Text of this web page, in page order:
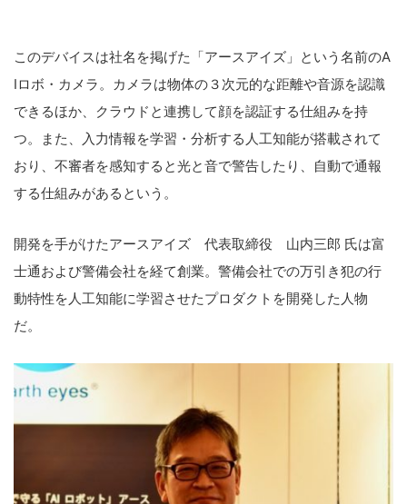
このデバイスは社名を掲げた「アースアイズ」という名前のA
Iロボ・カメラ。カメラは物体の３次元的な距離や音源を認識
できるほか、クラウドと連携して顔を認証する仕組みを持
つ。また、入力情報を学習・分析する人工知能が搭載されて
おり、不審者を感知すると光と音で警告したり、自動で通報
する仕組みがあるという。
開発を手がけたアースアイズ 代表取締役 山内三郎 氏は富
士通および警備会社を経て創業。警備会社での万引き犯の行
動特性を人工知能に学習させたプロダクトを開発した人物
だ。